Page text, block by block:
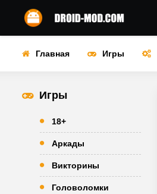
Главная Игры
Игры
18+
Аркады
Викторины
Головоломки